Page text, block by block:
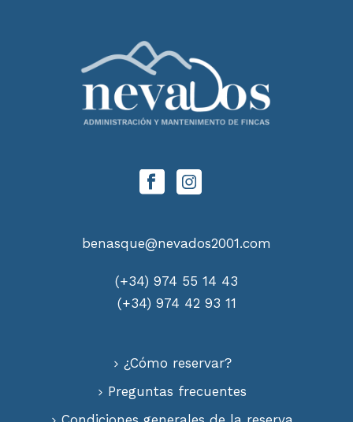
benasque@nevados2001.com
(+34) 974 55 14 43
(+34) 974 42 93 11
¿Cómo reservar?
Preguntas frecuentes